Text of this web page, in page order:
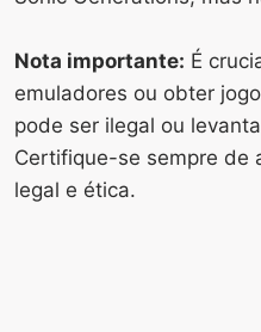
Nota importante: É
emuladores ou obter
pode ser ilegal ou
Certifique-se sempre de
legal e ética.